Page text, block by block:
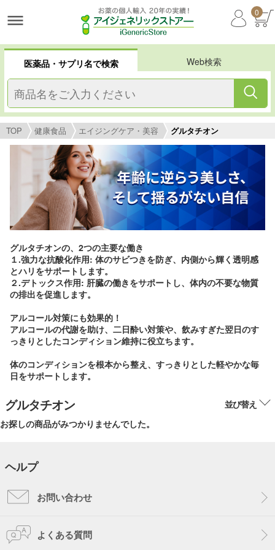
0
医薬品・サプリ名で検索 Web検索
TOP 健康食品 エイジングケア・美容 グルタチオン
グルタチオンの、2つの主要な働き
１.強力な抗酸化作用: 体のサビつきを防ぎ、内側から輝く透明感
とハリをサポートします。
２.デトックス作用: 肝臓の働きをサポートし、体内の不要な物質
の排出を促進します。
アルコール対策にも効果的！
アルコールの代謝を助け、二日酔い対策や、飲みすぎた翌日のす
っきりとしたコンディション維持に役立ちます。
体のコンディションを根本から整え、すっきりとした軽やかな毎
日をサポートします。
グルタチオン
並び替え
お探しの商品がみつかりませんでした。
ヘルプ
お問い合わせ
よくある質問